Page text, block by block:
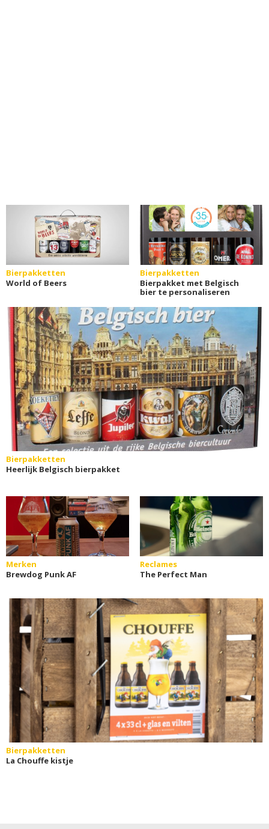
Bierpakketten
World of Beers
Bierpakketten
Bierpakket met Belgisch
bier te personaliseren
Bierpakketten
Heerlijk Belgisch bierpakket
Merken
Brewdog Punk AF
Reclames
The Perfect Man
Bierpakketten
La Chouffe kistje